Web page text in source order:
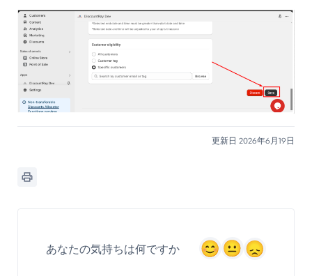
更新日 2026年6月19日
あなたの気持ちは何ですか